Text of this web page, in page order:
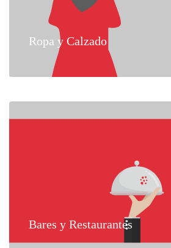
Ropa y Calzado
Bares y Restaurantes